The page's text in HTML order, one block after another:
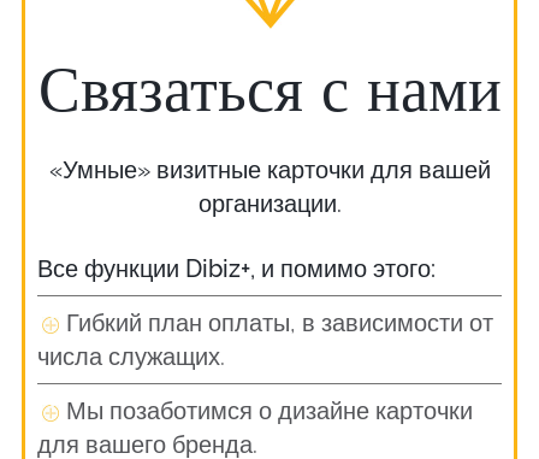
Связаться с нами
«Умные» визитные карточки для вашей
организации.
Все функции Dibiz+, и помимо этого:
Гибкий план оплаты, в зависимости от
числа служащих.
Мы позаботимся о дизайне карточки
для вашего бренда.